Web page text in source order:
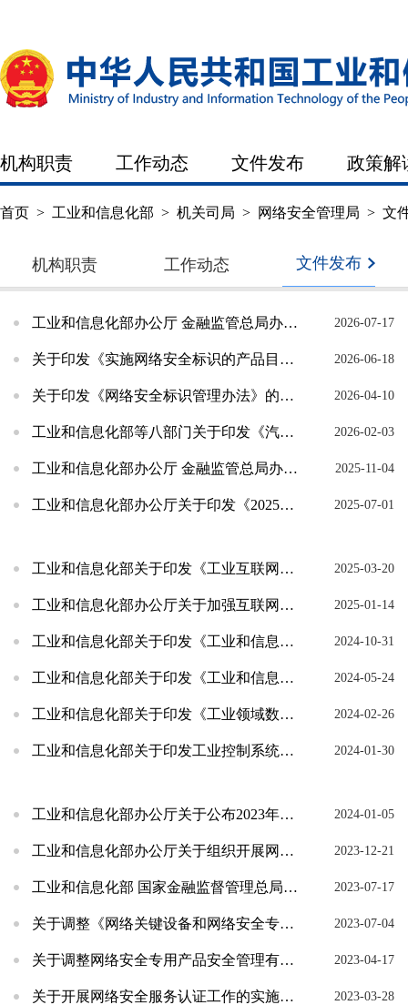
机构职责 工作动态 文件发布 政策解
首页 > 工业和信息化部 > 机关司局 > 网络安全管理局 > 文
机构职责 工作动态 文件发布
工业和信息化部办公厅 金融监管总局办公厅关于公布第二批次网络安全保险服务试点工作方案名单的... 2026-07-17
关于印发《实施网络安全标识的产品目录（第一批）》及相关实施规则的通知 2026-06-18
关于印发《网络安全标识管理办法》的通知 2026-04-10
工业和信息化部等八部门关于印发《汽车数据出境安全指引（2026版）》的通知 2026-02-03
工业和信息化部办公厅 金融监管总局办公厅关于组织开展第二批次网络安全保险服务试点工作的通知 2025-11-04
工业和信息化部办公厅关于印发《2025年护航新型工业化网络安全专项行动方案》的通知 2025-07-01
工业和信息化部关于印发《工业互联网安全分类分级管理办法》的通知 2025-03-20
工业和信息化部办公厅关于加强互联网数据中心客户数据安全保护的通知 2025-01-14
工业和信息化部关于印发《工业和信息化领域数据安全事件应急预案（试行）》的通知 2024-10-31
工业和信息化部关于印发《工业和信息化领域数据安全风险评估实施细则（试行）》的通知 2024-05-24
工业和信息化部关于印发《工业领域数据安全能力提升实施方案（2024-2026年）》的通知 2024-02-26
工业和信息化部关于印发工业控制系统网络安全防护指南的通知 2024-01-30
工业和信息化部办公厅关于公布2023年工业和信息化领域数据安全典型案例名单的通知 2024-01-05
工业和信息化部办公厅关于组织开展网络安全保险服务试点工作的通知 2023-12-21
工业和信息化部 国家金融监督管理总局关于促进网络安全保险规范健康发展的意见 2023-07-17
关于调整《网络关键设备和网络安全专用产品目录》的公告 2023-07-04
关于调整网络安全专用产品安全管理有关事项的公告 2023-04-17
关于开展网络安全服务认证工作的实施意见 2023-03-28